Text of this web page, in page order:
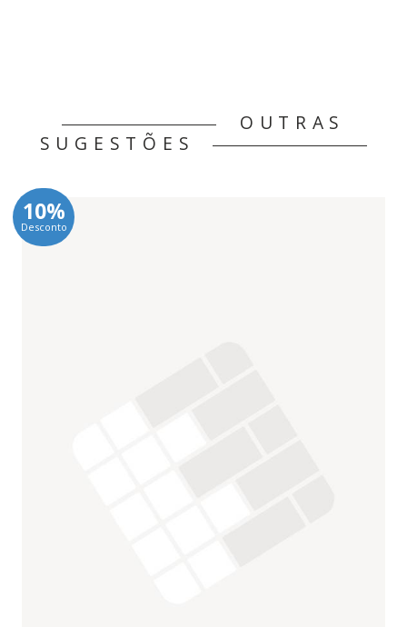
OUTRAS
SUGESTÕES
10%
Desconto